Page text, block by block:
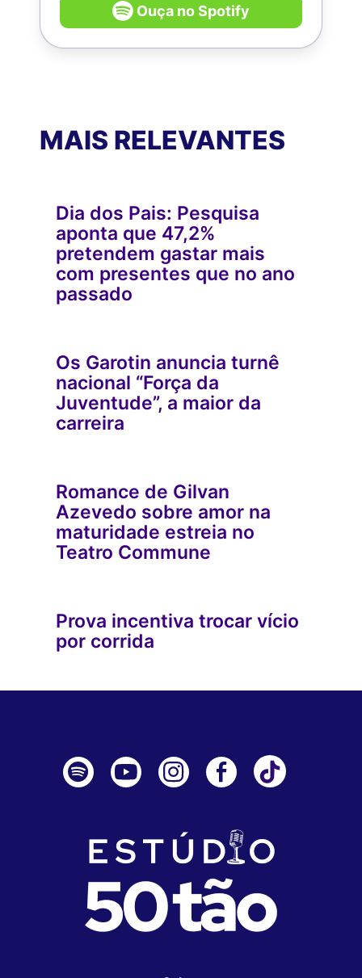
Ouça no Spotify
MAIS RELEVANTES
Dia dos Pais: Pesquisa
aponta que 47,2%
pretendem gastar mais
com presentes que no ano
passado
Os Garotin anuncia turnê
nacional “Força da
Juventude”, a maior da
carreira
Romance de Gilvan
Azevedo sobre amor na
maturidade estreia no
Teatro Commune
Prova incentiva trocar vício
por corrida